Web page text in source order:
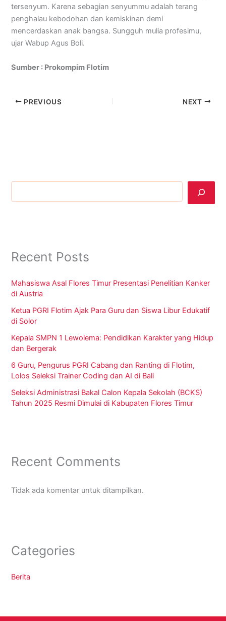
tersenyum. Karena sebagian senyummu adalah terang
penghalau kebodohan dan kemiskinan demi
mencerdaskan anak bangsa. Sungguh mulia profesimu,
ujar Wabup Agus Boli.
Sumber : Prokompim Flotim
PREVIOUS NEXT
Cari
Recent Posts
Mahasiswa Asal Flores Timur Presentasi Penelitian Kanker
di Austria
Ketua PGRI Flotim Ajak Para Guru dan Siswa Libur Edukatif
di Solor
Kepala SMPN 1 Lewolema: Pendidikan Karakter yang Hidup
dan Bergerak
6 Guru, Pengurus PGRI Cabang dan Ranting di Flotim,
Lolos Seleksi Trainer Coding dan AI di Bali
Seleksi Administrasi Bakal Calon Kepala Sekolah (BCKS)
Tahun 2025 Resmi Dimulai di Kabupaten Flores Timur
Recent Comments
Tidak ada komentar untuk ditampilkan.
Categories
Berita